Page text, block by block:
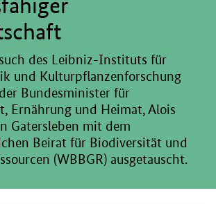
des Leibniz-Instituts für
und Kulturpflanzenforschung
Bundesminister für
Ernährung und Heimat, Alois
Gatersleben mit dem
Beirat für Biodiversität und
(WBBGR) ausgetauscht.